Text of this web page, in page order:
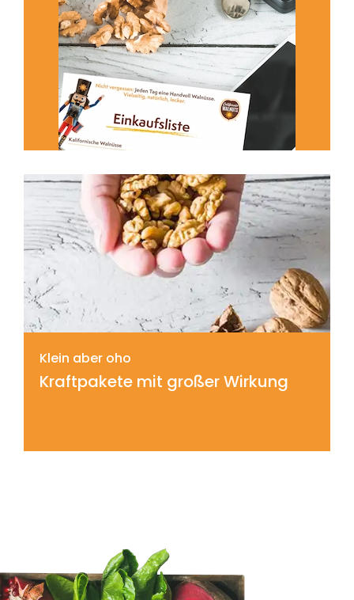
Klein aber oho
Kraftpakete mit großer Wirkung